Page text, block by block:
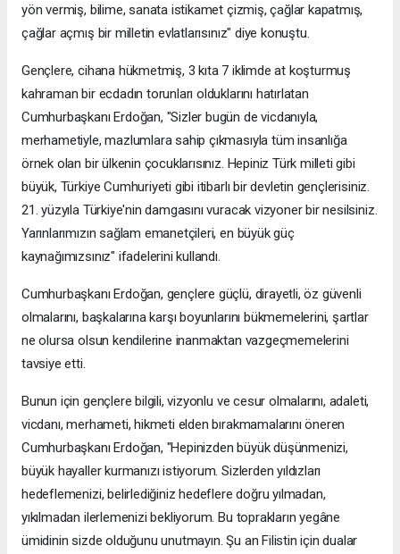
yön vermiş, bilime, sanata istikamet çizmiş, çağlar kapatmış,
çağlar açmış bir milletin evlatlarısınız" diye konuştu.
Gençlere, cihana hükmetmiş, 3 kıta 7 iklimde at koşturmuş
kahraman bir ecdadın torunları olduklarını hatırlatan
Cumhurbaşkanı Erdoğan, "Sizler bugün de vicdanıyla,
merhametiyle, mazlumlara sahip çıkmasıyla tüm insanlığa
örnek olan bir ülkenin çocuklarısınız. Hepiniz Türk milleti gibi
büyük, Türkiye Cumhuriyeti gibi itibarlı bir devletin gençlerisiniz.
21. yüzyıla Türkiye'nin damgasını vuracak vizyoner bir nesilsiniz.
Yarınlarımızın sağlam emanetçileri, en büyük güç
kaynağımızsınız" ifadelerini kullandı.
Cumhurbaşkanı Erdoğan, gençlere güçlü, dirayetli, öz güvenli
olmalarını, başkalarına karşı boyunlarını bükmemelerini, şartlar
ne olursa olsun kendilerine inanmaktan vazgeçmemelerini
tavsiye etti.
Bunun için gençlere bilgili, vizyonlu ve cesur olmalarını, adaleti,
vicdanı, merhameti, hikmeti elden bırakmamalarını öneren
Cumhurbaşkanı Erdoğan, "Hepinizden büyük düşünmenizi,
büyük hayaller kurmanızı istiyorum. Sizlerden yıldızları
hedeflemenizi, belirlediğiniz hedeflere doğru yılmadan,
yıkılmadan ilerlemenizi bekliyorum. Bu toprakların yegâne
ümidinin sizde olduğunu unutmayın. Şu an Filistin için dualar